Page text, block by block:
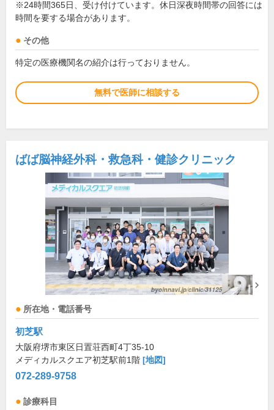
※24時間365日、受け付けています。休日深夜時間帯の回答には
時間を要する場合があります。
その他
特定の医療機関名の紹介は行っておりません。
無料で医師に相談する
ばば脳神経外科・救急科・健診クリニック
所在地・電話番号
初芝駅
大阪府堺市東区日置荘西町4丁35-10
メディカルスクエア初芝駅前1階 [地図]
072-289-9758
診療科目